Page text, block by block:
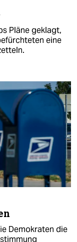
Pläne geklagt,
eine
Demokraten die